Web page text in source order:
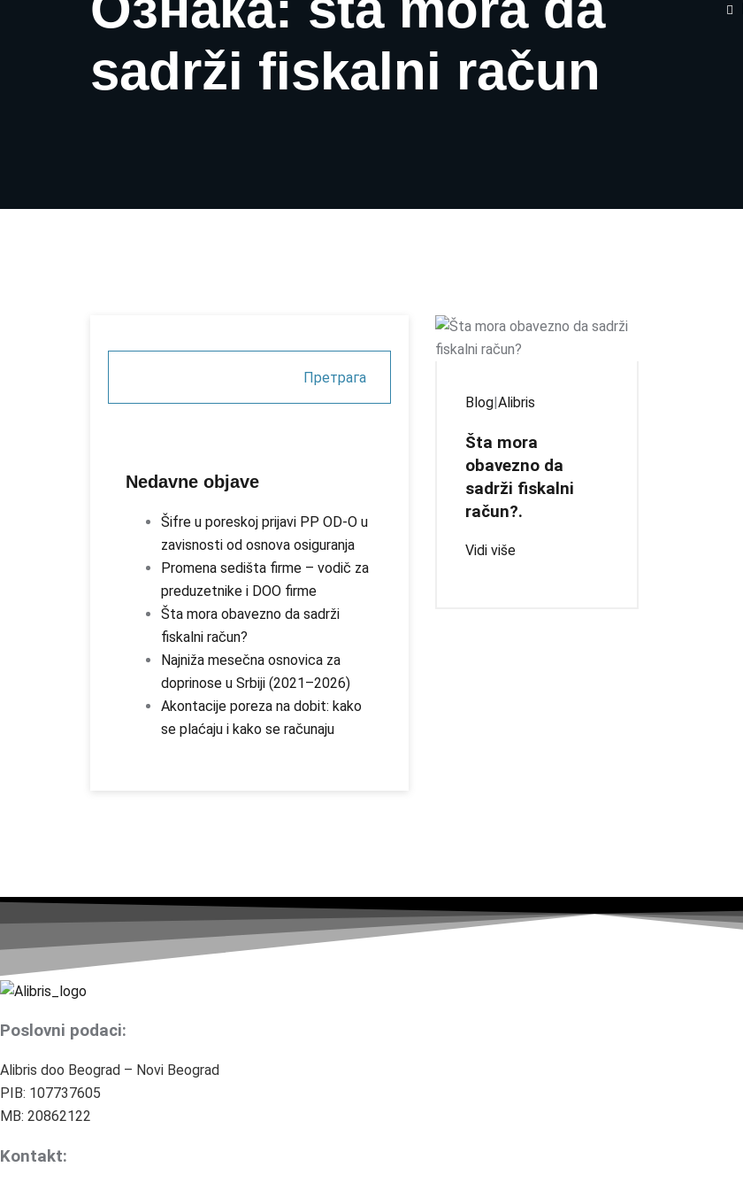
sadrži fiskalni račun
Претрага
Nedavne objave
Šifre u poreskoj prijavi PP OD-O u
zavisnosti od osnova osiguranja
Promena sedišta firme – vodič za
preduzetnike i DOO firme
Šta mora obavezno da sadrži
fiskalni račun?
Najniža mesečna osnovica za
doprinose u Srbiji (2021–2026)
Akontacije poreza na dobit: kako
se plaćaju i kako se računaju
Blog|Alibris
Šta mora
obavezno da
sadrži fiskalni
račun?.
Vidi više
Poslovni podaci:
Alibris doo Beograd – Novi Beograd
PIB: 107737605
MB: 20862122
Kontakt: